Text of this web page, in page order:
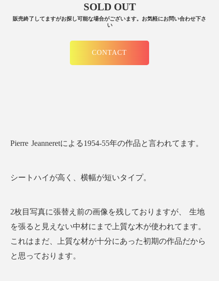
SOLD OUT
販売終了してますがお探し可能な場合がございます。お気軽にお問い合わせ下さ
い
CONTACT
Pierre Jeanneretによる1954-55年の作品と言われてます。
シートハイが高く、横幅が短いタイプ。
2枚目写真に張替え前の画像を残しておりますが、 生地
を張ると見えない中材にまで上質な木が使われてます。
これはまだ、上質な材が十分にあった初期の作品だから
と思っております。